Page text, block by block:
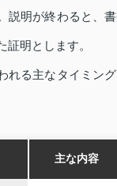
説明が終わると、
証明とします。
れる主なタイミン
主な内容